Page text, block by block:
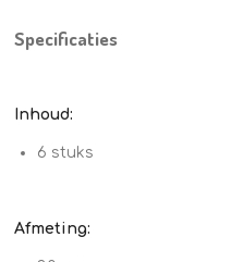
Specificaties
Inhoud:
6 stuks
Afmeting: